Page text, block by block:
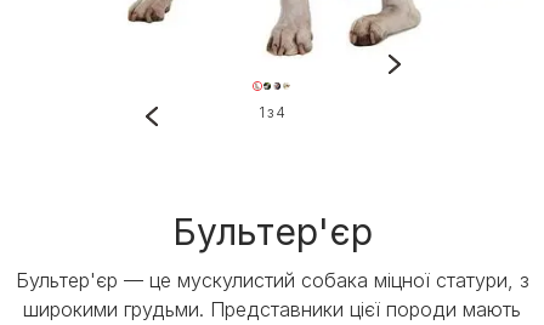
Бультер'єр
Бультер'єр — це мускулистий собака міцної статури, з
широкими грудьми. Представники цієї породи мають
1 з 4